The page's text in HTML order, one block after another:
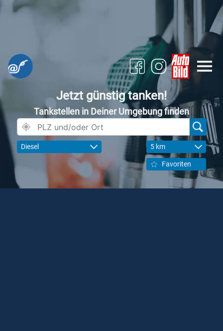
Jetzt günstig tanken!
Tankstellen in Deiner Umgebung finden
Diesel 5 km
Favoriten